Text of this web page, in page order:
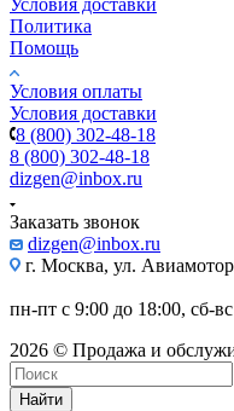
Условия доставки
Политика
Помощь
Условия оплаты
Условия доставки
8 (800) 302-48-18
8 (800) 302-48-18
dizgen@inbox.ru
Заказать звонок
dizgen@inbox.ru
г. Москва, ул.
пн-пт с 9:00 до 18:00, сб-
2026 © Продажа и
Найти